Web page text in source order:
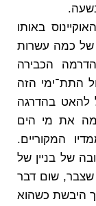
באותו
של כמה עשרות
הכבירה
התת־ימי הזה
להאט בהדרגה
את מי הים
המקוריים.
של בניין של
שצבר, שום דבר
היבשת כשהוא